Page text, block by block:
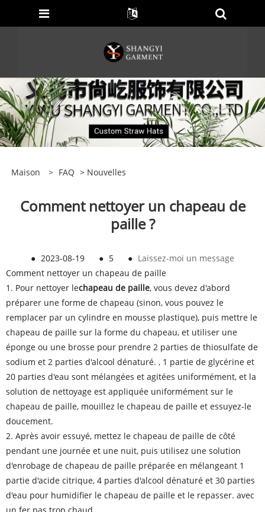
Maison > FAQ > Nouvelles
Comment nettoyer un chapeau de
paille ?
● 2023-08-19 ● 5 ● Laissez-moi un message
Comment nettoyer un chapeau de paille
1. Pour nettoyer lechapeau de paille, vous devez d'abord
préparer une forme de chapeau (sinon, vous pouvez le
remplacer par un cylindre en mousse plastique), puis mettre le
chapeau de paille sur la forme du chapeau, et utiliser une
éponge ou une brosse pour prendre 2 parties de thiosulfate de
sodium et 2 parties d'alcool dénaturé. , 1 partie de glycérine et
20 parties d'eau sont mélangées et agitées uniformément, et la
solution de nettoyage est appliquée uniformément sur le
chapeau de paille, mouillez le chapeau de paille et essuyez-le
doucement.
2. Après avoir essuyé, mettez le chapeau de paille de côté
pendant une journée et une nuit, puis utilisez une solution
d'enrobage de chapeau de paille préparée en mélangeant 1
partie d'acide citrique, 4 parties d'alcool dénaturé et 30 parties
d'eau pour humidifier le chapeau de paille et le repasser. avec
un fer pas trop chaud.